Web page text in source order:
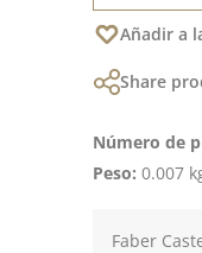
Añadir a
Share
Número de
Peso: 0.007
Faber